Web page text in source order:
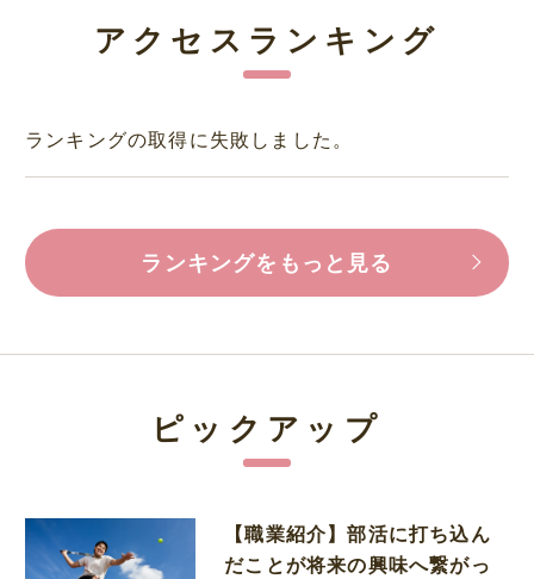
アクセスランキング
ランキングの取得に失敗しました。
ランキングをもっと見る
ピックアップ
【職業紹介】部活に打ち込ん
だことが将来の興味へ繋がっ